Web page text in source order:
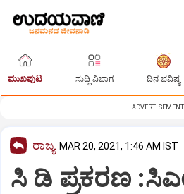
ಮುಖಪುಟ ಸುದ್ದಿ ವಿಭಾಗ ದಿನ ಭವಿಷ್ಯ
ADVERTISEMENT
ರಾಜ್ಯ MAR 20, 2021, 1:46 AM IST
ಸಿ ಡಿ ಪ್ರಕರಣ